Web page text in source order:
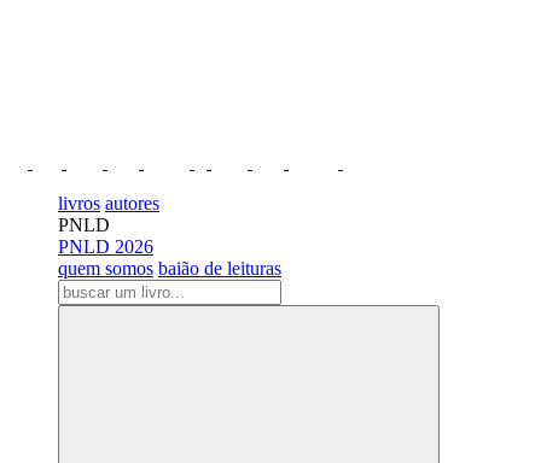
livros autores
PNLD
PNLD 2026
quem somos baião de leituras